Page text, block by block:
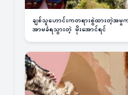
ချစ်သူဟောင်းကတရားစွဲထားတဲ့အမှု
အာမခံရသွားတဲ့ မိုးအောင်ရင်